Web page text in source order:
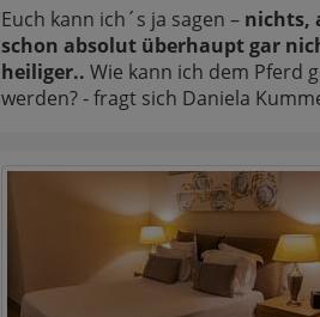
Euch kann ich´s ja sagen – nichts,
schon absolut überhaupt gar
heiliger.. Wie kann ich dem Pferd
werden? - fragt sich Daniela